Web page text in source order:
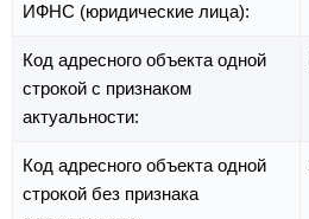
ИФНС (юридические лица):
Код адресного объекта одной
строкой с признаком
актуальности:
Код адресного объекта одной
строкой без признака